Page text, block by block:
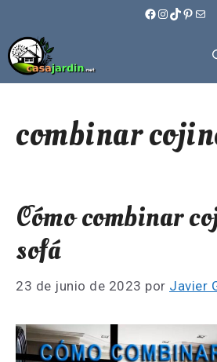
contenido
Facebook
Instagram
TikTok
combinar
Cómo combinar
sofá
23 de junio de 2023 por Javier